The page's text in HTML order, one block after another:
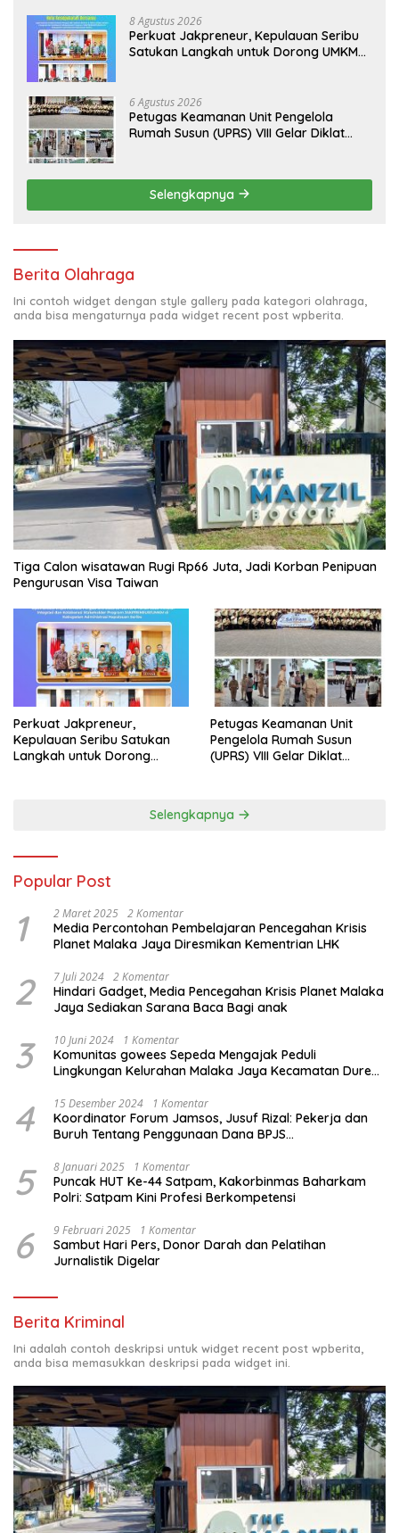
8 Agustus 2026
Perkuat Jakpreneur, Kepulauan Seribu
Satukan Langkah untuk Dorong UMKM
6 Agustus 2026
Petugas Keamanan Unit Pengelola
Rumah Susun (UPRS) VIII Gelar Diklat
Bhabinkamtibmas Polda Metro Jaya*
Selengkapnya
Berita Olahraga
Ini contoh widget dengan style gallery pada kategori olahraga,
anda bisa mengaturnya pada widget recent post wpberita.
Tiga Calon wisatawan Rugi Rp66 Juta, Jadi Korban Penipuan
Pengurusan Visa Taiwan
Perkuat Jakpreneur,
Kepulauan Seribu Satukan
Langkah untuk Dorong
Petugas Keamanan Unit
Pengelola Rumah Susun
(UPRS) VIII Gelar Diklat
Bhabinkamtibmas Polda
Selengkapnya
Popular Post
1 2 Maret 2025 2 Komentar
Media Percontohan Pembelajaran Pencegahan Krisis
Planet Malaka Jaya Diresmikan Kementrian LHK
2 7 Juli 2024 2 Komentar
Hindari Gadget, Media Pencegahan Krisis Planet Malaka
Jaya Sediakan Sarana Baca Bagi anak
3 10 Juni 2024 1 Komentar
Komunitas gowees Sepeda Mengajak Peduli
Lingkungan Kelurahan Malaka Jaya Kecamatan Duren
4 15 Desember 2024 1 Komentar
Koordinator Forum Jamsos, Jusuf Rizal: Pekerja dan
Buruh Tentang Penggunaan Dana BPJS
5 8 Januari 2025 1 Komentar
Puncak HUT Ke-44 Satpam, Kakorbinmas Baharkam
Polri: Satpam Kini Profesi Berkompetensi
6 9 Februari 2025 1 Komentar
Sambut Hari Pers, Donor Darah dan Pelatihan
Jurnalistik Digelar
Berita Kriminal
Ini adalah contoh deskripsi untuk widget recent post wpberita,
anda bisa memasukkan deskripsi pada widget ini.